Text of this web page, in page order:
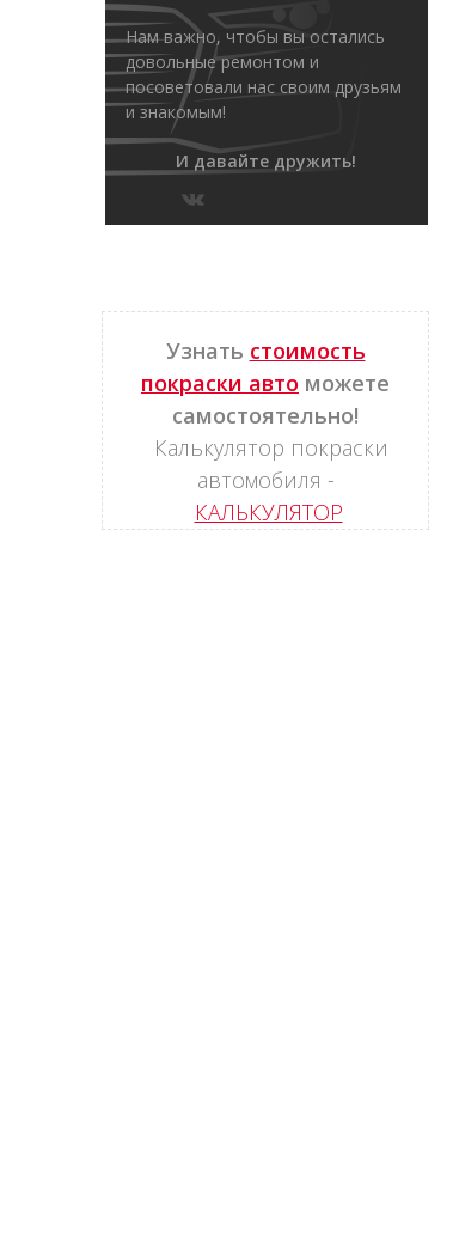
Нам важно, чтобы вы остались
довольные ремонтом и
посоветовали нас своим друзьям
и знакомым!
И давайте дружить!
Узнать стоимость
покраски авто можете
самостоятельно!
Калькулятор покраски
автомобиля -
КАЛЬКУЛЯТОР